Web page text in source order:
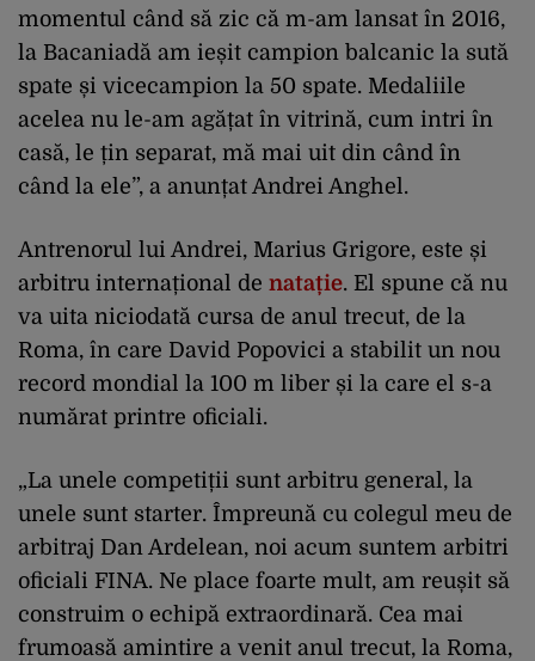
momentul când să zic că m-am lansat în 2016,
la Bacaniadă am ieșit campion balcanic la sută
spate și vicecampion la 50 spate. Medaliile
acelea nu le-am agățat în vitrină, cum intri în
casă, le țin separat, mă mai uit din când în
când la ele”, a anunțat Andrei Anghel.
Antrenorul lui Andrei, Marius Grigore, este și
arbitru internațional de natație. El spune că nu
va uita niciodată cursa de anul trecut, de la
Roma, în care David Popovici a stabilit un nou
record mondial la 100 m liber și la care el s-a
numărat printre oficiali.
„La unele competiții sunt arbitru general, la
unele sunt starter. Împreună cu colegul meu de
arbitraj Dan Ardelean, noi acum suntem arbitri
oficiali FINA. Ne place foarte mult, am reușit să
construim o echipă extraordinară. Cea mai
frumoasă amintire a venit anul trecut, la Roma,